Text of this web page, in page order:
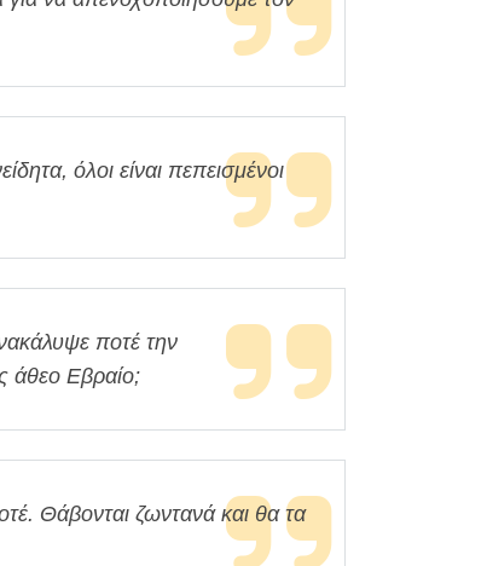
όλοι είναι πεπεισμένοι
ποτέ την
άθεο Εβραίο;
Θάβονται ζωντανά και θα τα